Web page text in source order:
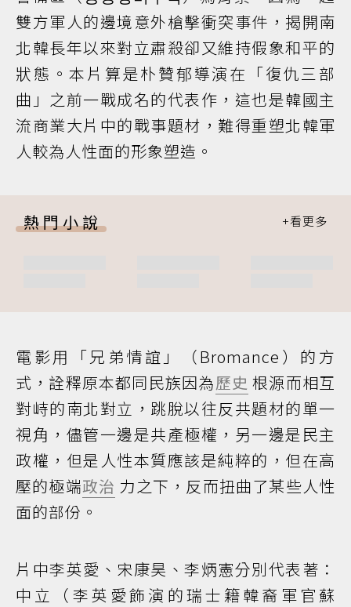
雙方軍人的邊境意外槍擊衝突事件，揭開南
北韓長年以來對立肅殺卻又維持假象和平的
狀態。本片算是朴贊郁導演在「復仇三部
曲」之前一戰成名的代表作，這也是韓國主
流商業大片中的戰事題材，難得重塑北韓軍
人較為人性面的形象塑造。
熱門小說
電影用「兄弟情誼」（Bromance）的方
式，詮釋原本都同民族因為歷史 根源而相互
對峙的南北對立，跳脫以往反共題材的單一
視角，儘管一邊是共產極權，另一邊是民主
政權，但是人性本質應該是純粹的，但在高
壓的極端政治 力之下，反而扭曲了某些人性
面的部份。
片中李英愛、宋康昊、李炳憲分別代表著：
中立（李英愛飾演的瑞士籍韓裔軍官蘇